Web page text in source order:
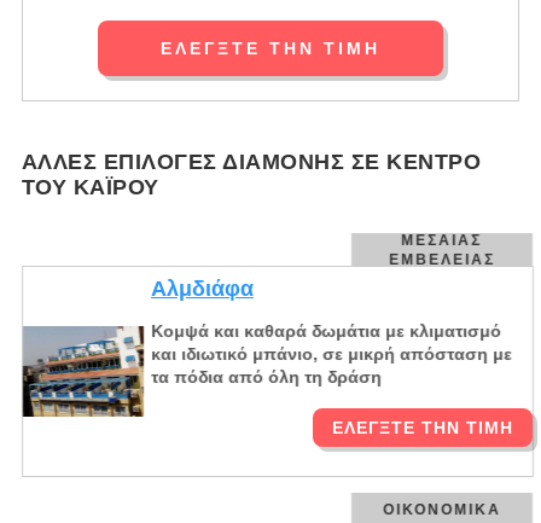
ΕΛΈΓΞΤΕ ΤΗΝ ΤΙΜΉ
ΆΛΛΕΣ ΕΠΙΛΟΓΈΣ ΔΙΑΜΟΝΉΣ ΣΕ ΚΈΝΤΡΟ
ΤΟΥ ΚΑΪ́ΡΟΥ
ΜΕΣΑΊΑΣ
ΕΜΒΈΛΕΙΑΣ
Αλμδιάφα
Κομψά και καθαρά δωμάτια με κλιματισμό
και ιδιωτικό μπάνιο, σε μικρή απόσταση με
τα πόδια από όλη τη δράση
ΕΛΈΓΞΤΕ ΤΗΝ ΤΙΜΉ
ΟΙΚΟΝΟΜΙΚΆ